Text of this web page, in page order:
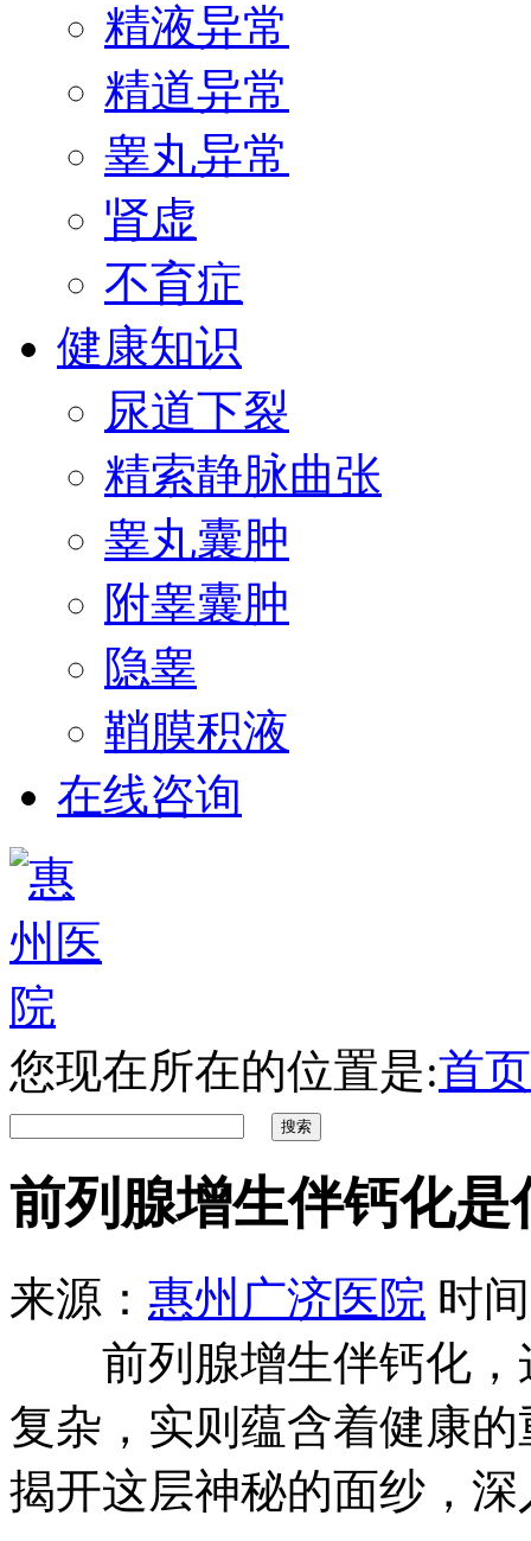
精液异常
精道异常
睾丸异常
肾虚
不育症
健康知识
尿道下裂
精索静脉曲张
睾丸囊肿
附睾囊肿
隐睾
鞘膜积液
在线咨询
您现在所在的位置是:首页
前列腺增生伴钙化是
来源： 惠州广济医院 时
前列腺增生伴钙化，
复杂，实则蕴含着健康
揭开这层神秘的面纱，